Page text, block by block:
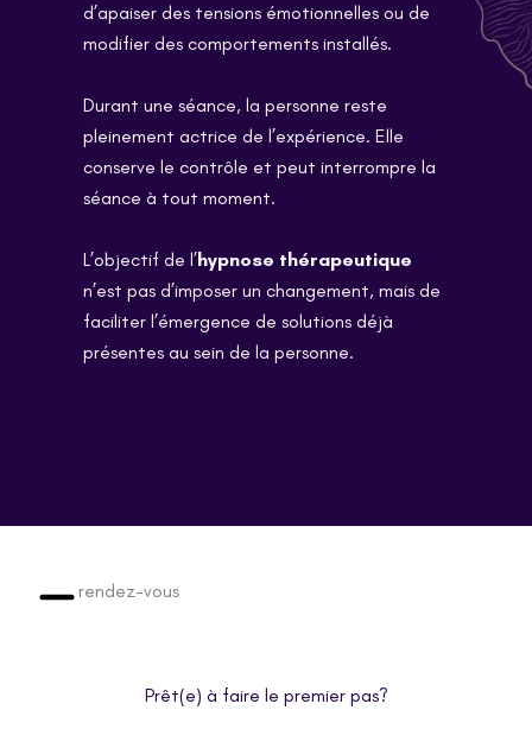
d’apaiser des tensions émotionnelles ou de
modifier des comportements installés.
Durant une séance, la personne reste
pleinement actrice de l’expérience. Elle
conserve le contrôle et peut interrompre la
séance à tout moment.
L’objectif de l’hypnose thérapeutique
n’est pas d’imposer un changement, mais de
faciliter l’émergence de solutions déjà
présentes au sein de la personne.
rendez-vous
Prêt(e) à faire le premier pas?